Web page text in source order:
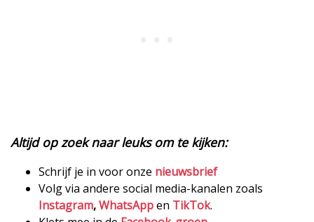
Altijd op zoek naar leuks om te kijken:
Schrijf je in voor onze nieuwsbrief
Volg via andere social media-kanalen zoals
Instagram,WhatsAppen TikTok.